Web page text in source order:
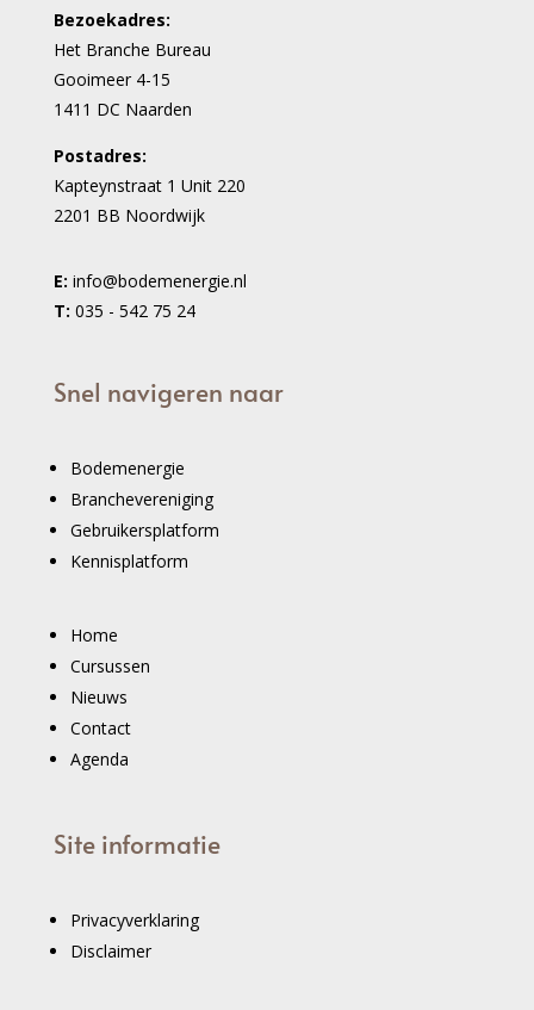
Bezoekadres:
Het Branche Bureau
Gooimeer 4-15
1411 DC Naarden
Postadres:
Kapteynstraat 1 Unit 220
2201 BB Noordwijk
E: info@bodemenergie.nl
T: 035 - 542 75 24
Snel navigeren naar
Bodemenergie
Branchevereniging
Gebruikersplatform
Kennisplatform
Home
Cursussen
Nieuws
Contact
Agenda
Site informatie
Privacyverklaring
Disclaimer